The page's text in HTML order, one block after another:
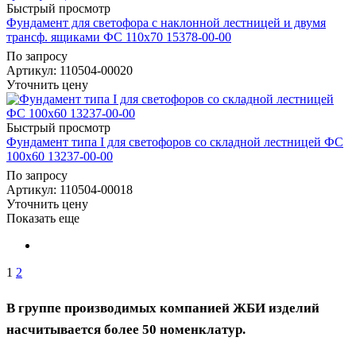
Быстрый просмотр
Фундамент для светофора с наклонной лестницей и двумя
трансф. ящиками ФС 110х70 15378-00-00
По запросу
Артикул: 110504-00020
Уточнить цену
Быстрый просмотр
Фундамент типа I для светофоров со складной лестницей ФС
100х60 13237-00-00
По запросу
Артикул: 110504-00018
Уточнить цену
Показать еще
1 2
В группе производимых компанией ЖБИ изделий
насчитывается более 50 номенклатур.